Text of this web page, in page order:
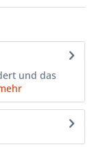
und das